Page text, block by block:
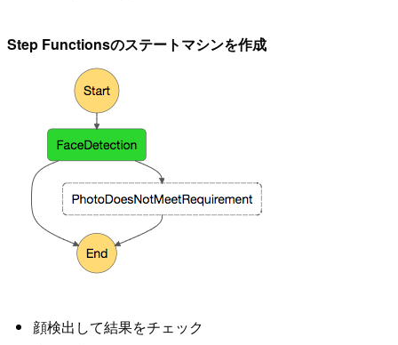
Step Functionsのステートマシンを作成
顔検出して結果をチェック